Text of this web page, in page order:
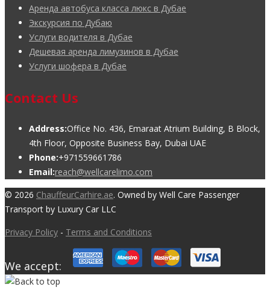
Аренда автобуса класса люкс в Дубае
Экскурсия по Дубаю
Услуги водителя в Дубае
Дешевая аренда лимузинов в Дубае
Услуги шофера в Дубае
Contact Us
Address:Office No. 436, Emaraat Atrium Building, B Block,
4th Floor, Opposite Business Bay, Dubai UAE
Phone:+971559661786
Email:reach@wellcarelimo.com
© 2026 ChauffeurCarhire.ae. Owned by Well Care Passenger
Transport by Luxury Car LLC
Privacy Policy - Terms and Conditions
We accept: